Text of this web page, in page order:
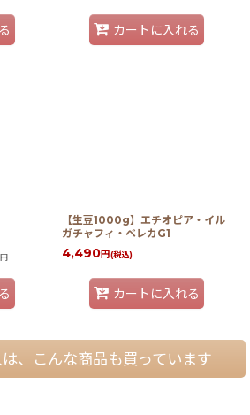
カートに入れる
円
【生豆1000g】エチオピア・イル
ガチャフィ・ベレカG1
4,490円(税込)
カートに入れる
、こんな商品も買っています